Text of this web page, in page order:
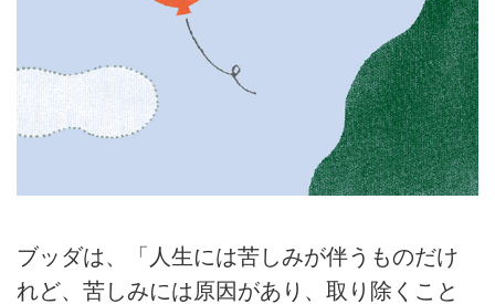
ブッダは、「人生には苦しみが伴うものだけ
れど、苦しみには原因があり、取り除くこと